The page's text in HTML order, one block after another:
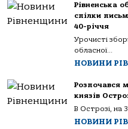
Рівненська
спілки
40-річчя
Урочисті
обласної...
НОВИНИ
Розпочався
князів
В Острозі, на
НОВИНИ